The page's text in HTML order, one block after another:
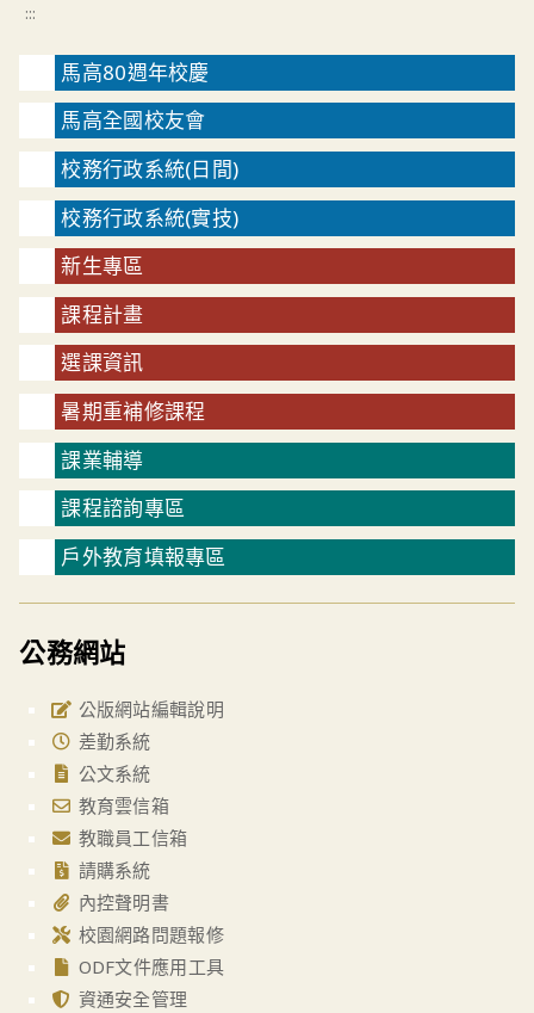
:::
馬高80週年校慶
馬高全國校友會
校務行政系統(日間)
校務行政系統(實技)
新生專區
課程計畫
選課資訊
暑期重補修課程
課業輔導
課程諮詢專區
戶外教育填報專區
公務網站
公版網站編輯說明
差勤系統
公文系統
教育雲信箱
教職員工信箱
請購系統
內控聲明書
校園網路問題報修
ODF文件應用工具
資通安全管理